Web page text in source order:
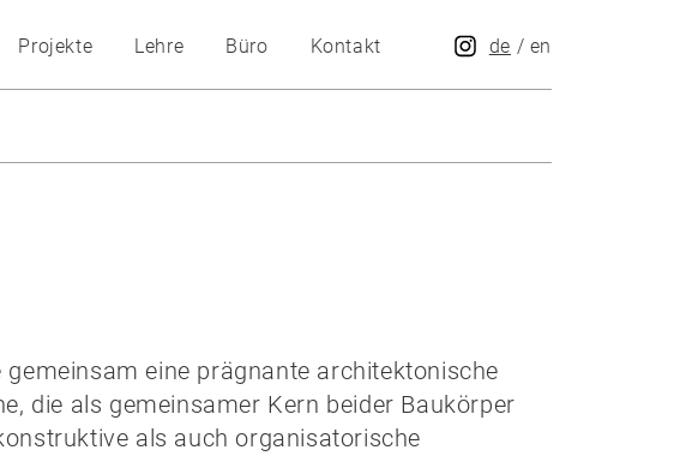
de / en
Projekte Lehre Büro Kontakt
eine prägnante architektonische
die als gemeinsamer Kern beider Baukörper
als auch organisatorische